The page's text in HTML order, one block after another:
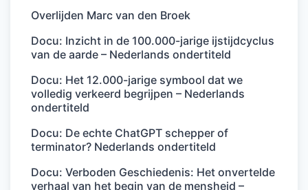
Overlijden Marc van den Broek
Docu: Inzicht in de 100.000-jarige ijstijdcyclus
van de aarde – Nederlands ondertiteld
Docu: Het 12.000-jarige symbool dat we
volledig verkeerd begrijpen – Nederlands
ondertiteld
Docu: De echte ChatGPT schepper of
terminator? Nederlands ondertiteld
Docu: Verboden Geschiedenis: Het onvertelde
verhaal van het begin van de mensheid –